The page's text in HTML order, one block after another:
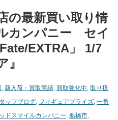
の最新買い取り情
カンパニー セイ
EXTRA」 ​1/7
』
, 新入荷・買取実績, 買取強化中, 取り扱
ッフブログ, フィギュアプライズ, 一番
ドスマイルカンパニー, 船橋市,